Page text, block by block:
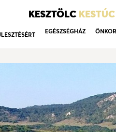
KESZTÖLC KESTÚC
EGÉSZSÉGHÁZ